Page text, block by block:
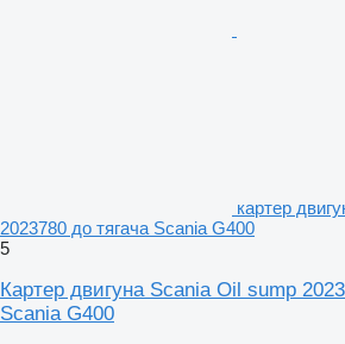
картер
2023780 до тягача Scania G400
5
Картер двигуна Scania Oil sump
Scania G400